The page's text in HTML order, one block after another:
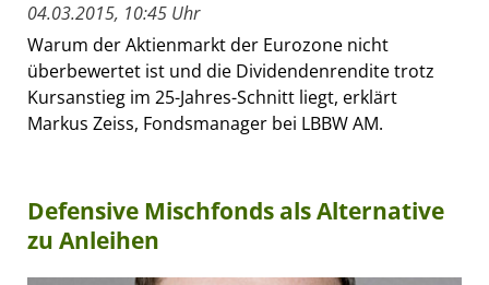
04.03.2015, 10:45 Uhr
Warum der Aktienmarkt der Eurozone nicht
überbewertet ist und die Dividendenrendite trotz
Kursanstieg im 25-Jahres-Schnitt liegt, erklärt
Markus Zeiss, Fondsmanager bei LBBW AM.
Defensive Mischfonds als Alternative
zu Anleihen